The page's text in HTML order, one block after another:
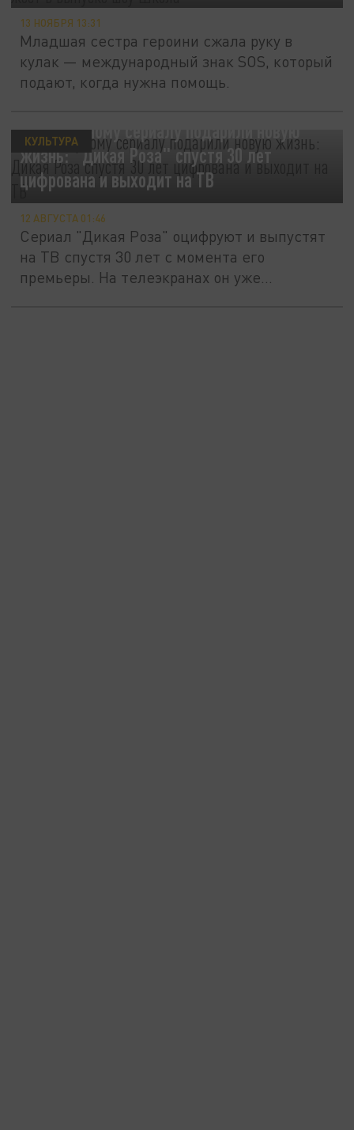
13 НОЯБРЯ 13:31
Младшая сестра героини сжала руку в
кулак — международный знак SOS, который
подают, когда нужна помощь.
Легендарному сериалу подарили новую
жизнь: "Дикая Роза" спустя 30 лет
цифрована и выходит на ТВ
КУЛЬТУРА
12 АВГУСТА 01:46
Сериал "Дикая Роза" оцифруют и выпустят
на ТВ спустя 30 лет с момента его
премьеры. На телеэкранах он уже...